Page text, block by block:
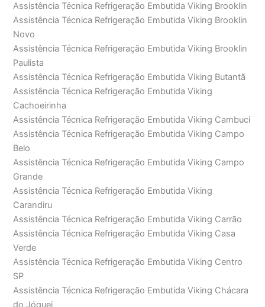
Assistência Técnica Refrigeração Embutida Viking Brooklin
Assistência Técnica Refrigeração Embutida Viking Brooklin
Novo
Assistência Técnica Refrigeração Embutida Viking Brooklin
Paulista
Assistência Técnica Refrigeração Embutida Viking Butantã
Assistência Técnica Refrigeração Embutida Viking
Cachoeirinha
Assistência Técnica Refrigeração Embutida Viking Cambuci
Assistência Técnica Refrigeração Embutida Viking Campo
Belo
Assistência Técnica Refrigeração Embutida Viking Campo
Grande
Assistência Técnica Refrigeração Embutida Viking
Carandiru
Assistência Técnica Refrigeração Embutida Viking Carrão
Assistência Técnica Refrigeração Embutida Viking Casa
Verde
Assistência Técnica Refrigeração Embutida Viking Centro
SP
Assistência Técnica Refrigeração Embutida Viking Chácara
do Jóquei